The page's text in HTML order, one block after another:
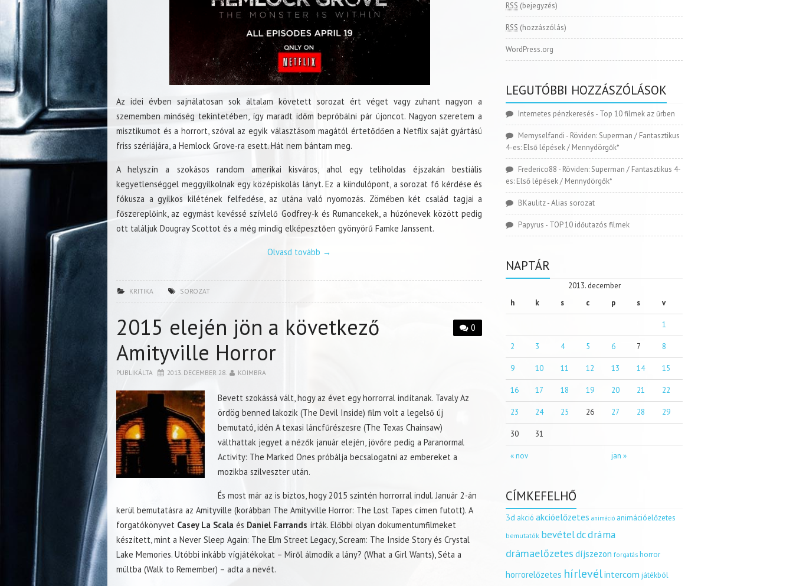
Az idei évben sajnálatosan sok általam követett sorozat ért véget vagy zuhant nagyon a
szememben minőség tekintetében, így maradt időm bepróbálni pár újoncot. Nagyon szeretem a
misztikumot és a horrort, szóval az egyik választásom magától értetődően a Netflix saját gyártású
friss szériájára, a Hemlock Grove-ra esett. Hát nem bántam meg.
A helyszín a szokásos random amerikai kisváros, ahol egy teliholdas éjszakán bestiális
kegyetlenséggel meggyilkolnak egy középiskolás lányt. Ez a kiindulópont, a sorozat fő kérdése és
fókusza a gyilkos kilétének felfedése, az utána való nyomozás. Zömében két család tagjai a
főszereplőink, az egymást kevéssé szívlelő Godfrey-k és Rumancekek, a húzónevek között pedig
ott találjuk Dougray Scottot és a még mindig elképesztően gyönyörű Famke Janssent.
Olvasd tovább →
KRITIKA SOROZAT
0
2015 elején jön a következő
Amityville Horror
PUBLIKÁLTA 2013. DECEMBER 28. KOIMBRA
Bevett szokássá vált, hogy az évet egy horrorral indítanak. Tavaly Az
ördög benned lakozik (The Devil Inside) film volt a legelső új
bemutató, idén A texasi láncfűrészesre (The Texas Chainsaw)
válthattak jegyet a nézők január elején, jövőre pedig a Paranormal
Activity: The Marked Ones próbálja becsalogatni az embereket a
mozikba szilveszter után.
És most már az is biztos, hogy 2015 szintén horrorral indul. Január 2-án
kerül bemutatásra az Amityville (korábban The Amityville Horror: The Lost Tapes címen futott). A
forgatókönyvet Casey La Scala és Daniel Farrands írták. Előbbi olyan dokumentumfilmeket
készített, mint a Never Sleep Again: The Elm Street Legacy, Scream: The Inside Story és Crystal
Lake Memories. Utóbbi inkább vígjátékokat – Miről álmodik a lány? (What a Girl Wants), Séta a
múltba (Walk to Remember) – adta a nevét.
RSS (bejegyzés)
RSS (hozzászólás)
WordPress.org
LEGUTÓBBI HOZZÁSZÓLÁSOK
Internetes pénzkeresés - Top 10 filmek az űrben
Memyselfandi - Röviden: Superman / Fantasztikus
4-es: Első lépések / Mennydörgők*
Frederico88 - Röviden: Superman / Fantasztikus 4-
es: Első lépések / Mennydörgők*
BKaulitz-Alias sorozat
Papyrus - TOP 10 időutazós filmek
NAPTÁR
2013. december
h
k s c p s v
« nov jan »
1
2 3 4 5 6 7 8
9 10 11 12 13 14 15
16 17 18 19 20 21 22
23 24 25 26 27 28 29
30 31
CÍMKEFELHŐ
3d akció akcióelőzetes animáció animációelőzetes
bemutatók bevételdcdráma
drámaelőzetes díjszezon forgatás horror
horrorelőzetes hírlevélintercom játékból